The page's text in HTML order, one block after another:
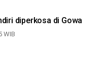
diperkosa di Gowa
WIB